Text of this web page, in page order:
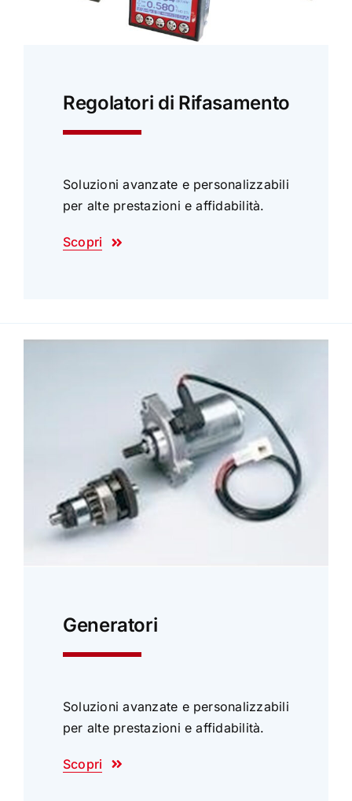
Regolatori di Rifasamento
Soluzioni avanzate e personalizzabili
per alte prestazioni e affidabilità.
Scopri
Generatori
Soluzioni avanzate e personalizzabili
per alte prestazioni e affidabilità.
Scopri